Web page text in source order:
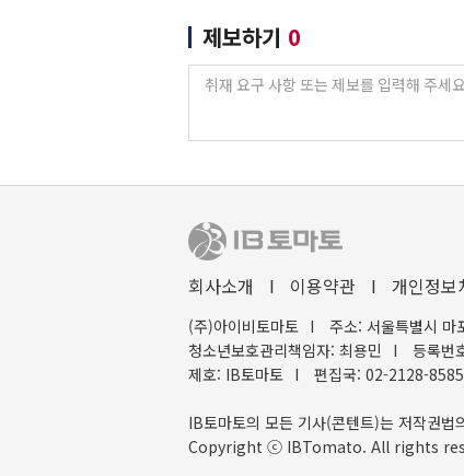
제보하기 0
회사소개 I 이용약관 I 개인정보
(주)아이비토마토 I 주소: 서울특별시 마
청소년보호관리책임자: 최용민 I 등록번
제호: IB토마토 I 편집국: 02-2128-8585
IB토마토의 모든 기사(콘텐트)는 저작권
Copyright ⓒ IBTomato. All rights